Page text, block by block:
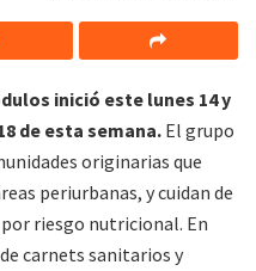
inició este lunes 14 y
de esta semana. El grupo
originarias que
periurbanas, y cuidan de
riesgo nutricional. En
carnets sanitarios y